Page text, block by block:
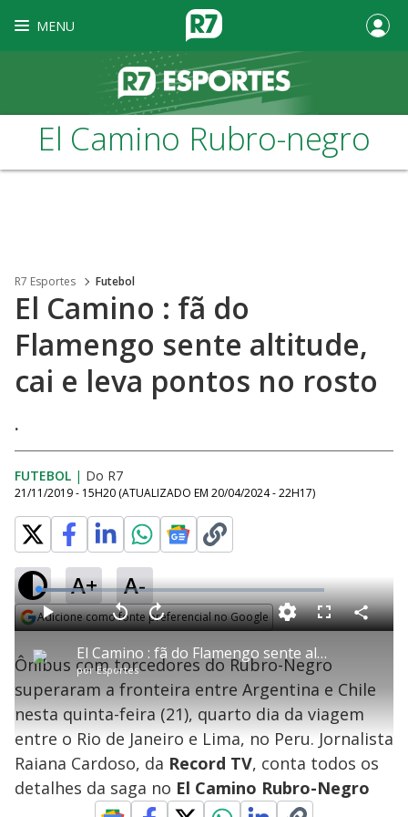
MENU
El Camino Rubro-negro
R7 Esportes Futebol
El Camino : fã do
Flamengo sente altitude,
cai e leva pontos no rosto
.
FUTEBOL | Do R7
21/11/2019 - 15H20 (ATUALIZADO EM 20/04/2024 - 22H17)
A+ A-
Adicione como fonte preferencial no Google
P
l
a
El Camino : fã do Flamengo sente altitude, cai e leva pontos no rosto
porEsportes
P V
t
a
r
1
0
e
g
n
d
s
A
a
n
ç
a
r
1
s
e
u
n
d
o
s
L
o
a
d
e
4
.
9
5
F
l
s
c
e
n
C
o
i
l
a
Ônibus com torcedores do Rubro-Negro
superaram a fronteira entre Argentina e Chile
nesta quinta-feira (21), quarto dia da viagem
entre o Rio de Janeiro e Lima, no Peru. Jornalista
Raiana Cardoso, da Record TV, conta todos os
detalhes da saga no El Camino Rubro-Negro